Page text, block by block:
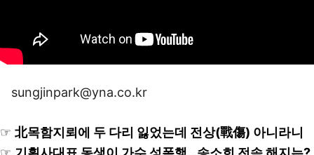
sungjinpark@yna.co.kr
☞ 北목함지뢰에 두 다리 잃었는데 전상(戰傷) 아니라니